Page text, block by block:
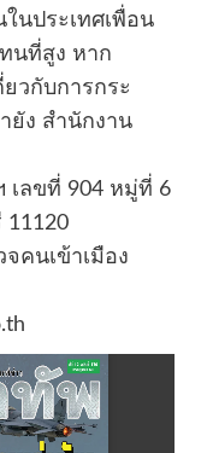
นประเทศเพื่อน
นที่สูง หาก
วกับการกระ
ยัง สำนักงาน
เลขที่ 904 หมู่ที่ 6
11120
คนเข้าเมือง